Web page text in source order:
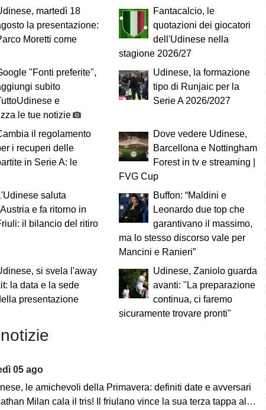
martedì 18
la presentazione:
Moretti come
Fantacalcio, le
quotazioni dei giocatori
dell'Udinese nella
stagione 2026/27
"Fonti preferite",
subito
e
le tue notizie
Udinese, la formazione
tipo di Runjaic per la
Serie A 2026/2027
il regolamento
i recuperi delle
in Serie A: le
Dove vedere Udinese,
Barcellona e Nottingham
Forest in tv e streaming |
FVG Cup
saluta
e fa ritorno in
il bilancio del ritiro
Buffon: “Maldini e
Leonardo due top che
garantivano il massimo,
ma lo stesso discorso vale per
Mancini e Ranieri”
si svela l'away
la data e la sede
presentazione
Udinese, Zaniolo guarda
avanti: "La preparazione
continua, ci faremo
sicuramente trovare pronti"
05 ago
le amichevoli della Primavera: definiti date e avversari
Milan cala il tris! Il friulano vince la sua terza tappa al Tour de Pologne